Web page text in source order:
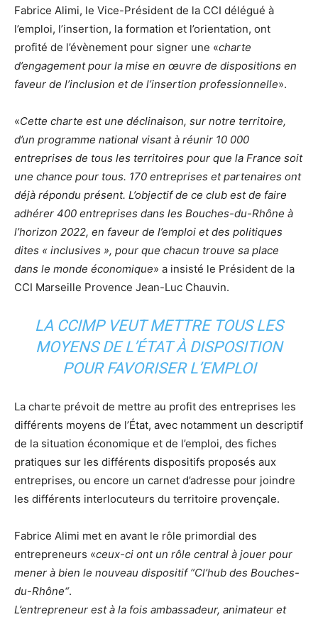
Fabrice Alimi, le Vice-Président de la CCI délégué à
l’emploi, l’insertion, la formation et l’orientation, ont
profité de l’évènement pour signer une «charte
d’engagement pour la mise en œuvre de dispositions en
faveur de l’inclusion et de l’insertion professionnelle».
«Cette charte est une déclinaison, sur notre territoire,
d’un programme national visant à réunir 10 000
entreprises de tous les territoires pour que la France soit
une chance pour tous. 170 entreprises et partenaires ont
déjà répondu présent. L’objectif de ce club est de faire
adhérer 400 entreprises dans les Bouches-du-Rhône à
l’horizon 2022, en faveur de l’emploi et des politiques
dites « inclusives », pour que chacun trouve sa place
dans le monde économique» a insisté le Président de la
CCI Marseille Provence Jean-Luc Chauvin.
LA CCIMP VEUT METTRE TOUS LES
MOYENS DE L’ÉTAT À DISPOSITION
POUR FAVORISER L’EMPLOI
La charte prévoit de mettre au profit des entreprises les
différents moyens de l’État, avec notamment un descriptif
de la situation économique et de l’emploi, des fiches
pratiques sur les différents dispositifs proposés aux
entreprises, ou encore un carnet d’adresse pour joindre
les différents interlocuteurs du territoire provençale.
Fabrice Alimi met en avant le rôle primordial des
entrepreneurs «ceux-ci ont un rôle central à jouer pour
mener à bien le nouveau dispositif “Cl’hub des Bouches-
du-Rhône“.
L’entrepreneur est à la fois ambassadeur, animateur et